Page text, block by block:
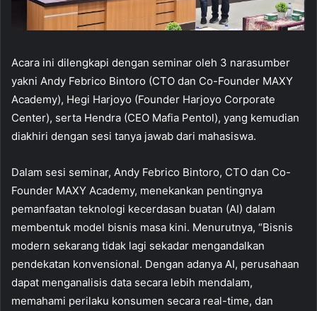
Acara ini dilengkapi dengan seminar oleh 3 narasumber
yakni Andy Febrico Bintoro (CTO dan Co-Founder MAXY
Academy), Hegi Harjoyo (Founder Harjoyo Corporate
Center), serta Hendra (CEO Mafia Pentol), yang kemudian
diakhiri dengan sesi tanya jawab dari mahasiswa.
Dalam sesi seminar, Andy Febrico Bintoro, CTO dan Co-
Founder MAXY Academy, menekankan pentingnya
pemanfaatan teknologi kecerdasan buatan (AI) dalam
membentuk model bisnis masa kini. Menurutnya, “Bisnis
modern sekarang tidak lagi sekadar mengandalkan
pendekatan konvensional. Dengan adanya AI, perusahaan
dapat menganalisis data secara lebih mendalam,
memahami perilaku konsumen secara real-time, dan